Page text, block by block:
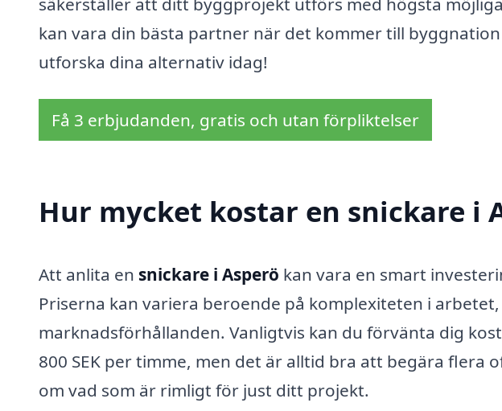
kan vara din bästa partner när det kommer till
utforska dina alternativ idag!
Få 3 erbjudanden, gratis och utan förpliktelser
Hur mycket kostar en snickare i
Att anlita en snickare i Asperö kan vara en smart
Priserna kan variera beroende på komplexiteten i
marknadsförhållanden. Vanligtvis kan du förvänta dig
800 SEK per timme, men det är alltid bra att begära
om vad som är rimligt för just ditt projekt.